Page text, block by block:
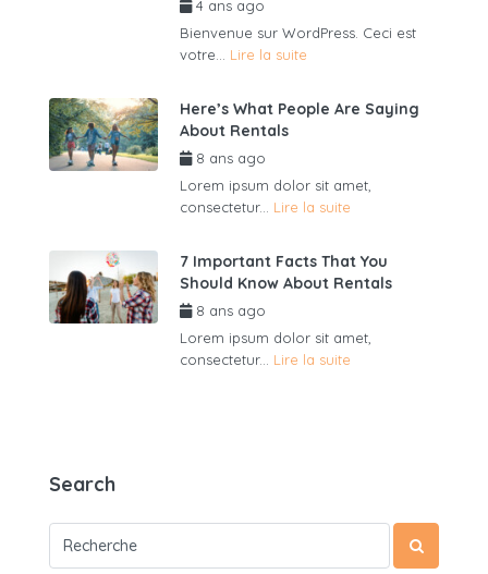
4 ans ago
Bienvenue sur WordPress. Ceci est
votre... Lire la suite
Here’s What People Are Saying
About Rentals
8 ans ago
Lorem ipsum dolor sit amet,
consectetur... Lire la suite
7 Important Facts That You
Should Know About Rentals
8 ans ago
Lorem ipsum dolor sit amet,
consectetur... Lire la suite
Search